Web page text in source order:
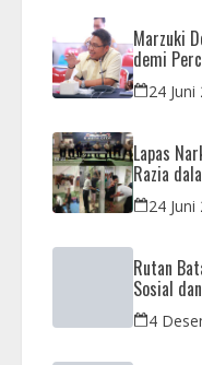
Marzuki
demi
Daerah
24 Juni
Lapas
Razia
Barang
24 Juni
Rutan
Sosial
Doa
4